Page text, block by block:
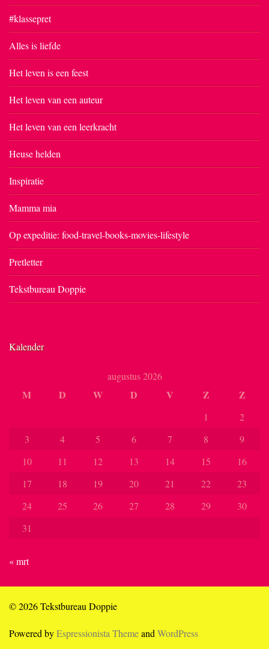
#klassepret
Alles is liefde
Het leven is een feest
Het leven van een auteur
Het leven van een leerkracht
Heuse helden
Inspiratie
Mamma mia
Op expeditie: food-travel-books-movies-lifestyle
Pretletter
Tekstbureau Doppie
Kalender
augustus 2026
M D W D V Z Z
1
2
3
4 5 6 7 8
9
10
11 12 13 14 15
16
17
18 19 20 21 22
23
24
25 26 27 28 29
30
31
« mrt
© 2026 Tekstbureau Doppie
Powered byEspressionista Themeand WordPress